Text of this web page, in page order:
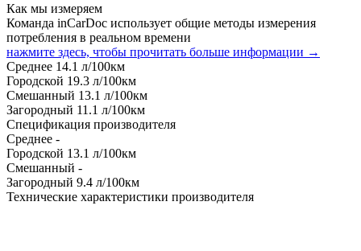
Как мы измеряем
Команда inCarDoc использует общие методы измерения
потребления в реальном времени
нажмите здесь, чтобы прочитать больше информации →
Среднее 14.1 л/100км
Городской 19.3 л/100км
Смешанный 13.1 л/100км
Загородный 11.1 л/100км
Спецификация производителя
Среднее -
Городской 13.1 л/100км
Смешанный -
Загородный 9.4 л/100км
Технические характеристики производителя